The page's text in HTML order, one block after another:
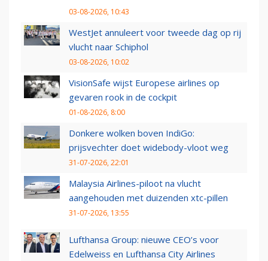
03-08-2026, 10:43
WestJet annuleert voor tweede dag op rij
vlucht naar Schiphol
03-08-2026, 10:02
VisionSafe wijst Europese airlines op
gevaren rook in de cockpit
01-08-2026, 8:00
Donkere wolken boven IndiGo:
prijsvechter doet widebody-vloot weg
31-07-2026, 22:01
Malaysia Airlines-piloot na vlucht
aangehouden met duizenden xtc-pillen
31-07-2026, 13:55
Lufthansa Group: nieuwe CEO’s voor
Edelweiss en Lufthansa City Airlines